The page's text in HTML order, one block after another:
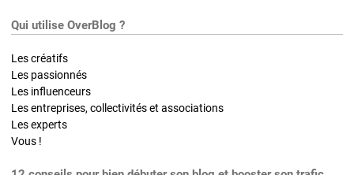
Qui utilise OverBlog ?
Les créatifs
Les passionnés
Les influenceurs
Les entreprises, collectivités et associations
Les experts
Vous !